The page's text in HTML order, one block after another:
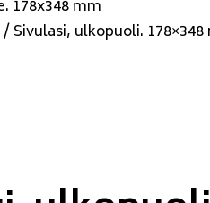
/ Sivulasi, ulkopuoli. 178×348